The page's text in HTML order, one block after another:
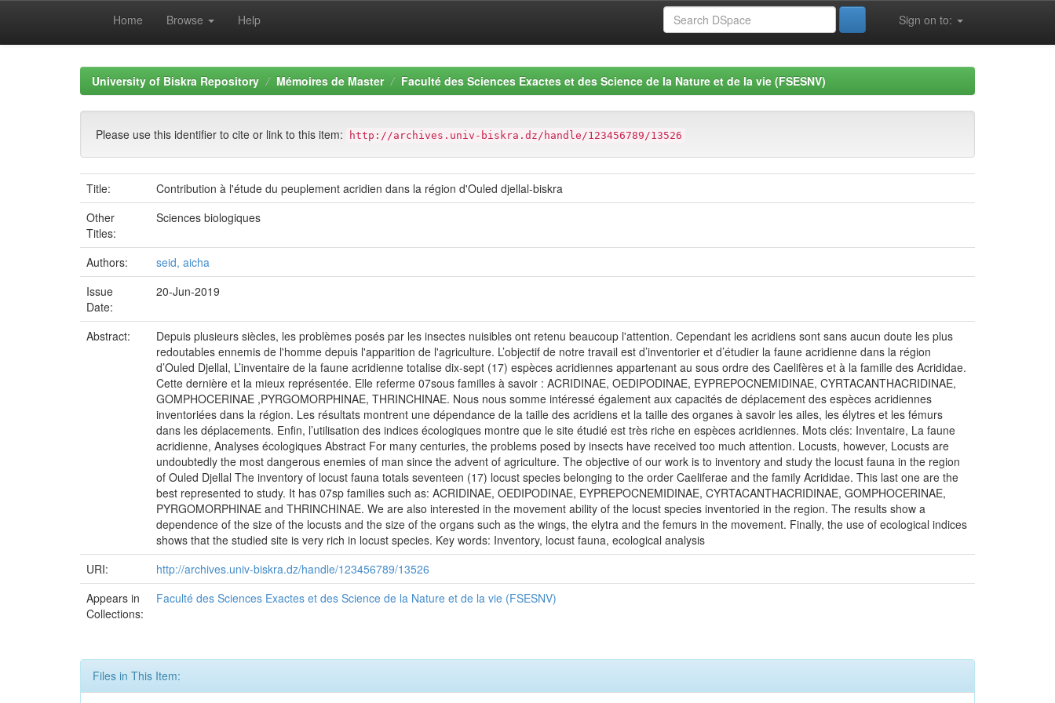
Home Browse Help Sign on to:
University of Biskra Repository Mémoires de Master Faculté des Sciences Exactes et des Science de la Nature et de la vie (FSESNV)
Please use this identifier to cite or link to this item: http://archives.univ-biskra.dz/handle/123456789/13526
Title:
Contribution à l'étude du peuplement acridien dans la région d'Ouled djellal-biskra
Other
Titles:
Sciences biologiques
Authors:
seid, aicha
Issue
Date:
20-Jun-2019
Abstract:
Depuis plusieurs siècles, les problèmes posés par les insectes nuisibles ont retenu beaucoup l'attention. Cependant les acridiens sont sans aucun doute les plus
redoutables ennemis de l'homme depuis l'apparition de l'agriculture. L’objectif de notre travail est d’inventorier et d’étudier la faune acridienne dans la région
d’Ouled Djellal, L’inventaire de la faune acridienne totalise dix-sept (17) espèces acridiennes appartenant au sous ordre des Caelifères et à la famille des Acrididae.
Cette dernière et la mieux représentée. Elle referme 07sous familles à savoir : ACRIDINAE, OEDIPODINAE, EYPREPOCNEMIDINAE, CYRTACANTHACRIDINAE,
GOMPHOCERINAE ,PYRGOMORPHINAE, THRINCHINAE. Nous nous somme intéressé également aux capacités de déplacement des espèces acridiennes
inventoriées dans la région. Les résultats montrent une dépendance de la taille des acridiens et la taille des organes à savoir les ailes, les élytres et les fémurs
dans les déplacements. Enfin, l’utilisation des indices écologiques montre que le site étudié est très riche en espèces acridiennes. Mots clés: Inventaire, La faune
acridienne, Analyses écologiques Abstract For many centuries, the problems posed by insects have received too much attention. Locusts, however, Locusts are
undoubtedly the most dangerous enemies of man since the advent of agriculture. The objective of our work is to inventory and study the locust fauna in the region
of Ouled Djellal The inventory of locust fauna totals seventeen (17) locust species belonging to the order Caeliferae and the family Acrididae. This last one are the
best represented to study. It has 07sp families such as: ACRIDINAE, OEDIPODINAE, EYPREPOCNEMIDINAE, CYRTACANTHACRIDINAE, GOMPHOCERINAE,
PYRGOMORPHINAE and THRINCHINAE. We are also interested in the movement ability of the locust species inventoried in the region. The results show a
dependence of the size of the locusts and the size of the organs such as the wings, the elytra and the femurs in the movement. Finally, the use of ecological indices
shows that the studied site is very rich in locust species. Key words: Inventory, locust fauna, ecological analysis
URI:
http://archives.univ-biskra.dz/handle/123456789/13526
Appears in
Collections:
Faculté des Sciences Exactes et des Science de la Nature et de la vie (FSESNV)
Files in This Item: